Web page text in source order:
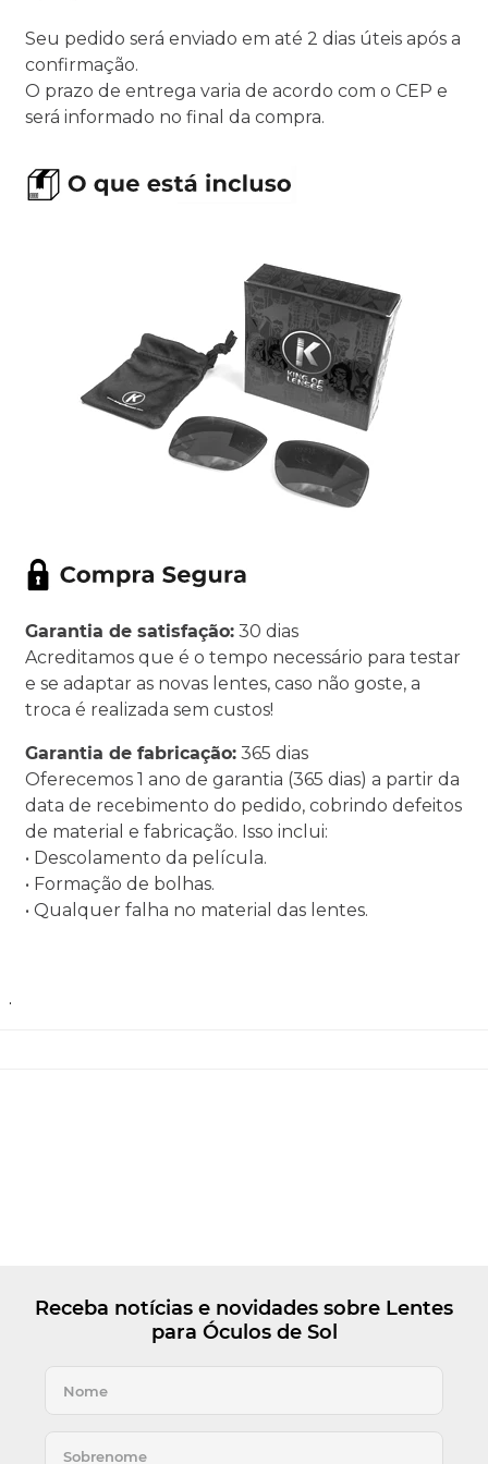
Seu pedido será enviado em até 2 dias úteis após a
confirmação.
O prazo de entrega varia de acordo com o CEP e
será informado no final da compra.
Garantia de satisfação: 30 dias
Acreditamos que é o tempo necessário para testar
e se adaptar as novas lentes, caso não goste, a
troca é realizada sem custos!
Garantia de fabricação: 365 dias
Oferecemos 1 ano de garantia (365 dias) a partir da
data de recebimento do pedido, cobrindo defeitos
de material e fabricação. Isso inclui:
• Descolamento da película.
• Formação de bolhas.
• Qualquer falha no material das lentes.
.
Receba notícias e novidades sobre Lentes
para Óculos de Sol